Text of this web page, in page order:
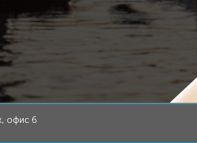
офис 6